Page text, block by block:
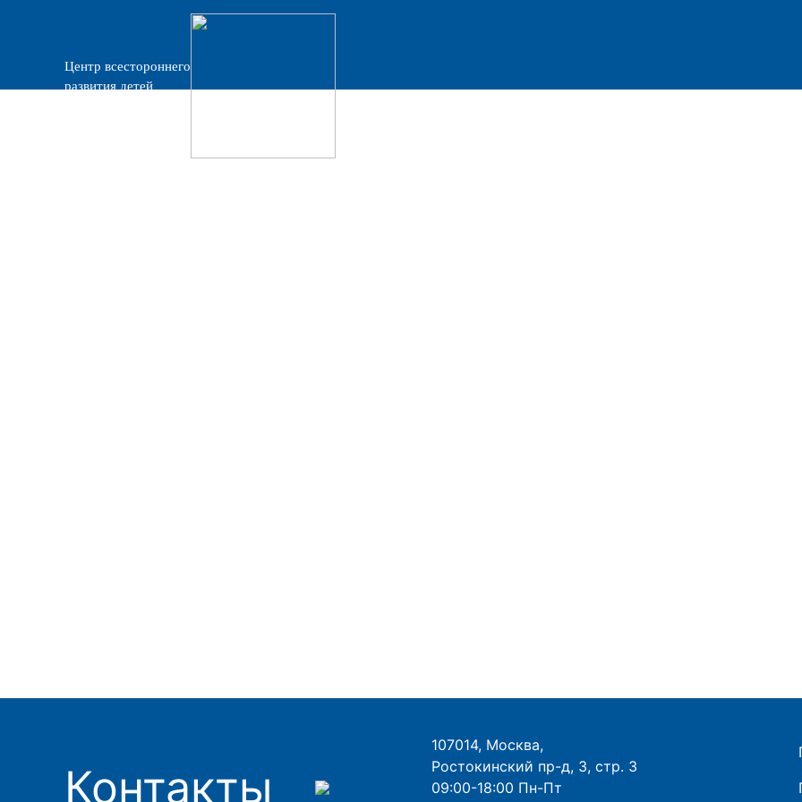
Центр всестороннего
развития детей
Контакты
107014, Москва,
Ростокинский пр-д, 3, стр. 3
09:00-18:00 Пн-Пт